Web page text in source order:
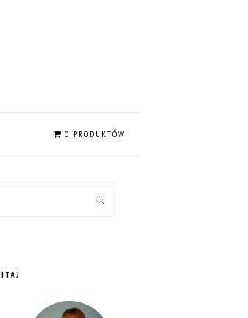
0 PRODUKTÓW